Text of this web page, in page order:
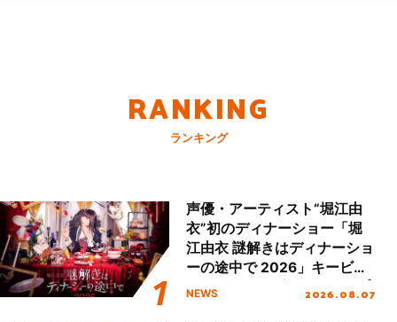
RANKING
ランキング
声優・アーティスト“堀江由
衣”初のディナーショー「堀
江由衣 謎解きはディナーショ
ーの途中で 2026」キービジ
ュアル＆グッズラインナップ
NEWS 2026.08.07